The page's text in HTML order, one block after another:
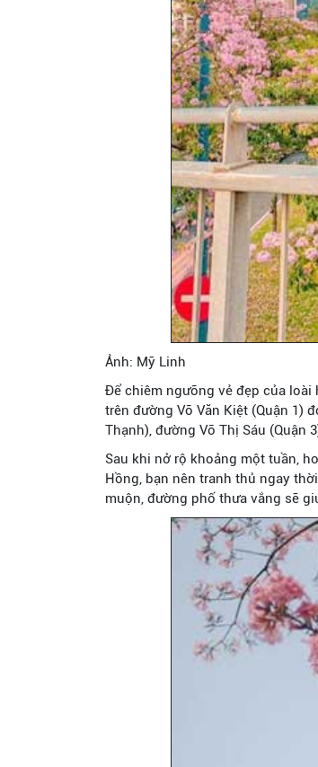
Ảnh: Mỹ Linh
Để chiêm ngưỡng vẻ đẹp của
trên đường Võ Văn Kiệt (Quận 1)
Thạnh), đường Võ Thị Sáu (Quận
Sau khi nở rộ khoảng một tuần,
Hồng, bạn nên tranh thủ ngay
muộn, đường phố thưa vắng sẽ